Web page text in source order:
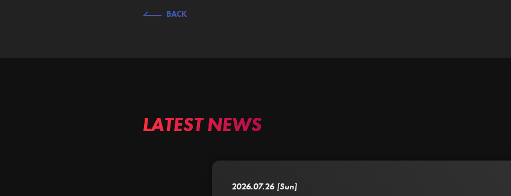
BACK
LATEST NEWS
2026.07.26 [Sun]